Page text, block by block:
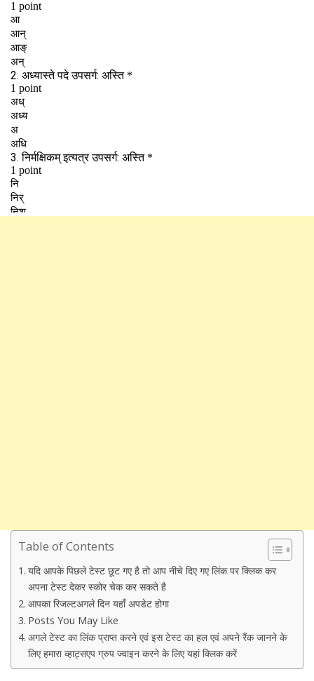
Table of Contents
यदि आपके पिछले टेस्ट छूट गए है तो आप नीचे दिए गए लिंक पर क्लिक कर
अपना टेस्ट देकर स्कोर चेक कर सकते है
आपका रिजल्टअगले दिन यहाँ अपडेट होगा
Posts You May Like
अगले टेस्ट का लिंक प्राप्त करने एवं इस टेस्ट का हल एवं अपने रैंक जानने के
लिए हमारा व्हाट्सएप ग्रुप ज्वाइन करने के लिए यहां क्लिक करें